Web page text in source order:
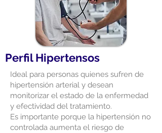
Perfil Hipertensos
Ideal para personas quienes sufren de
hipertensión arterial y desean
monitorizar el estado de la enfermedad
y efectividad del tratamiento.
Es importante porque la hipertensión no
controlada aumenta el riesgo de